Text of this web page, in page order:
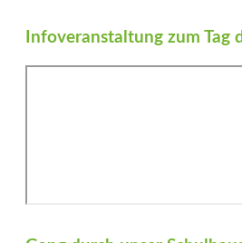
Infoveranstaltung zum Tag